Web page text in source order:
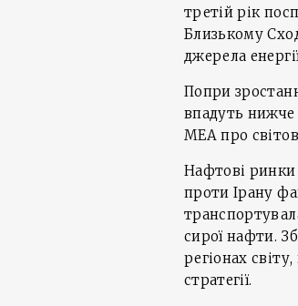
третій рік
Близькому
джерела
Попри
впадуть нижче
МЕА про
Нафтові ринки
проти Ірану
сирої нафти.
регіонах
стратегії.